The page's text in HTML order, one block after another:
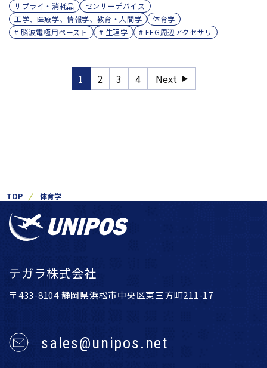
サプライ・消耗品
センサーデバイス
工学、医療学、情報学、教育・人間学
体育学
# 脳波電極用ペースト
# 生理学 # EEG周辺アクセサリ
1 2 3 4 Next
TOP 体育学
テガラ株式会社
〒433-8104 静岡県浜松市中央区東三方町211-17
sales@unipos.net